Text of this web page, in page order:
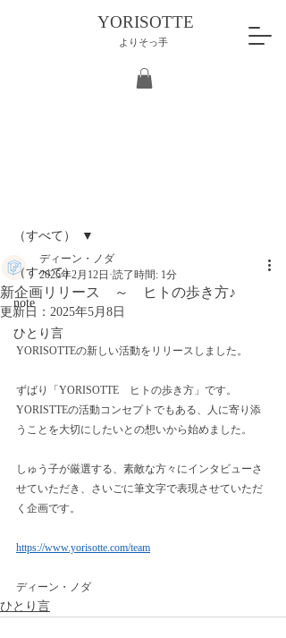
YORISOTTE
よりそっ手
（すべて）
note
ひとり言
（すべて）
新企画リリース ～ ヒトの歩き方♪
ディーン・ノダ
2025年2月12日 読了時間: 1分
更新日： 2025年5月8日
YORISOTTEの新しい活動をリリースしました。
ずばり「YORISOTTE　ヒトの歩き方」です。
YORISTTEの活動コンセプトでもある、人に寄り添
うことを大切にしたいとの想いから始めました。
しゅう子が厳選する、素敵な方々にインタビューさ
せていただき、さいごに筆文字で表現させていただ
く企画です。
https://www.yorisotte.com/team
ディーン・ノダ
ひとり言